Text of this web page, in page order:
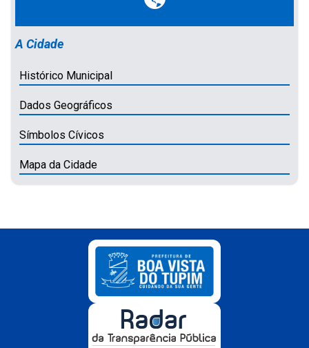
A Cidade
Histórico Municipal
Dados Geográficos
Símbolos Cívicos
Mapa da Cidade